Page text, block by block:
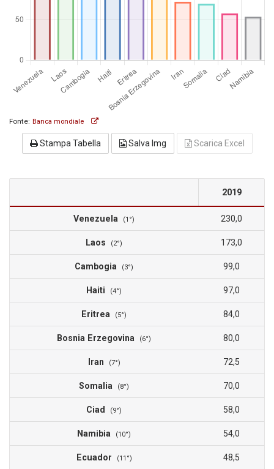
Fonte: Banca mondiale
Stampa Tabella Salva Img Scarica Excel
2019
Venezuela (1°) 230,0
Laos (2°) 173,0
Cambogia (3°) 99,0
Haiti (4°) 97,0
Eritrea (5°) 84,0
Bosnia Erzegovina (6°) 80,0
Iran (7°) 72,5
Somalia (8°) 70,0
Ciad (9°) 58,0
Namibia (10°) 54,0
Ecuador (11°) 48,5